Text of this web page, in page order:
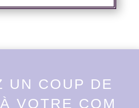
UN COUP DE
VOTRE COM